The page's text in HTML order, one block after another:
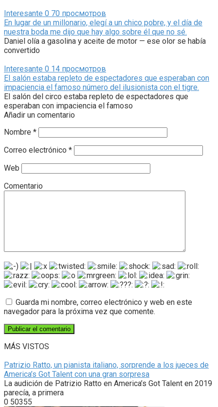
Interesante 0 70 просмотров
En lugar de un millonario, elegí a un chico pobre, y el día de
nuestra boda me dijo que hay algo sobre él que no sé.
Daniel olía a gasolina y aceite de motor — ese olor se había
convertido
Interesante 0 14 просмотров
El salón estaba repleto de espectadores que esperaban con
impaciencia el famoso número del ilusionista con el tigre.
El salón del circo estaba repleto de espectadores que
esperaban con impaciencia el famoso
Añadir un comentario
Nombre *
Correo electrónico *
Web
Comentario
Guarda mi nombre, correo electrónico y web en este
navegador para la próxima vez que comente.
MÁS VISTOS
Patrizio Ratto, un pianista italiano, sorprende a los jueces de
America’s Got Talent con una gran sorpresa
La audición de Patrizio Ratto en America’s Got Talent en 2019
parecía, a primera
0 50355